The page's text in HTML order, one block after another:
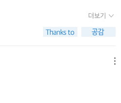
강아지를 양육하면서 내가 쉽게 범
.​ 과연 우리 강아지에
고 나는 내 역할을 바람직하게 수행
.주요 훈련 방식을 제외한 나머지
강아지를 처음키우시는분들에게 유
더보기